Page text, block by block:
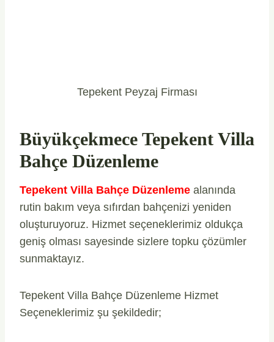
Tepekent Peyzaj Firması
Büyükçekmece Tepekent Villa
Bahçe Düzenleme
Tepekent Villa Bahçe Düzenleme alanında
rutin bakım veya sıfırdan bahçenizi yeniden
oluşturuyoruz. Hizmet seçeneklerimiz oldukça
geniş olması sayesinde sizlere topku çözümler
sunmaktayız.
Tepekent Villa Bahçe Düzenleme Hizmet
Seçeneklerimiz şu şekildedir;